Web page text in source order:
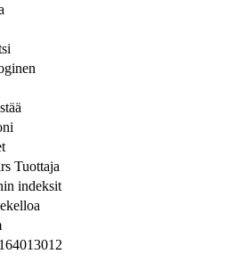
Tuottaja
indeksit